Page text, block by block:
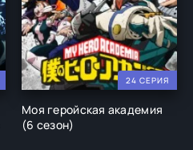
24 СЕРИЯ
Моя геройская академия
(6 сезон)